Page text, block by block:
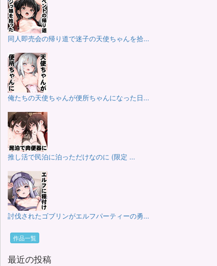
同人即売会の帰り道で迷子の天使ちゃんを拾...
俺たちの天使ちゃんが便所ちゃんになった日...
推し活で民泊に泊っただけなのに (限定 ...
討伐されたゴブリンがエルフパーティーの勇...
作品一覧
最近の投稿